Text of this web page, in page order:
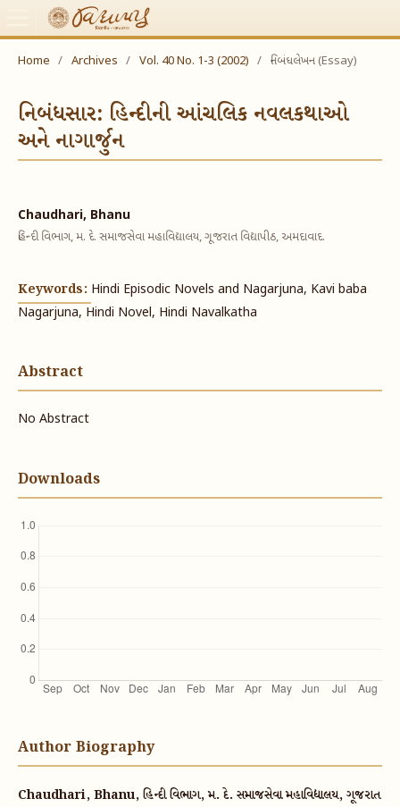
Home / Archives / Vol. 40 No. 1-3 (2002) / નિબંધલેખન (Essay)
નિબંધસાર: હિન્દીની આંચલિક નવલકથાઓ
અને નાગાર્જુન
Chaudhari, Bhanu
હિન્દી વિભાગ, મ. દે. સમાજસેવા મહાવિદ્યાલય, ગૂજરાત વિદ્યાપીઠ, અમદાવાદ.
Keywords: Hindi Episodic Novels and Nagarjuna, Kavi baba
Nagarjuna, Hindi Novel, Hindi Navalkatha
Abstract
No Abstract
Downloads
Author Biography
Chaudhari, Bhanu, હિન્દી વિભાગ, મ. દે. સમાજસેવા મહાવિદ્યાલય, ગૂજરાત